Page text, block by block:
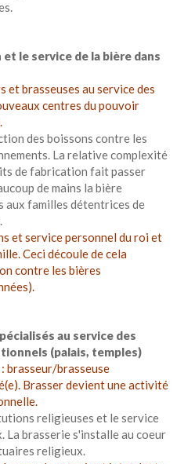
le service de la bière dans
et brasseuses au service des
centres du pouvoir
des boissons contre les
La relative complexité
de fabrication fait passer
de mains la bière
aux familles détentrices de
et service personnel du roi et
Ceci découle de cela
contre les bières
au service des
(palais, temples)
: brasseur/brasseuse
Brasser devient une activité
religieuses et le service
La brasserie s'installe au coeur
religieux.